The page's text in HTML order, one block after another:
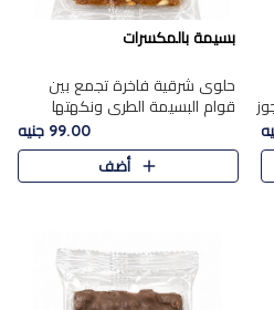
بسيمة بالمكسرات
حلوى شرقية فاخرة تجمع بين
قوام البسيمة الطري ونكهتها
الغنية، مزينة بتشكيلة مختارة من
اللوز والبندق والمكسرات الفاخرة.
مزيج متوازن من القوام ..
99.00 جنيه
أضف